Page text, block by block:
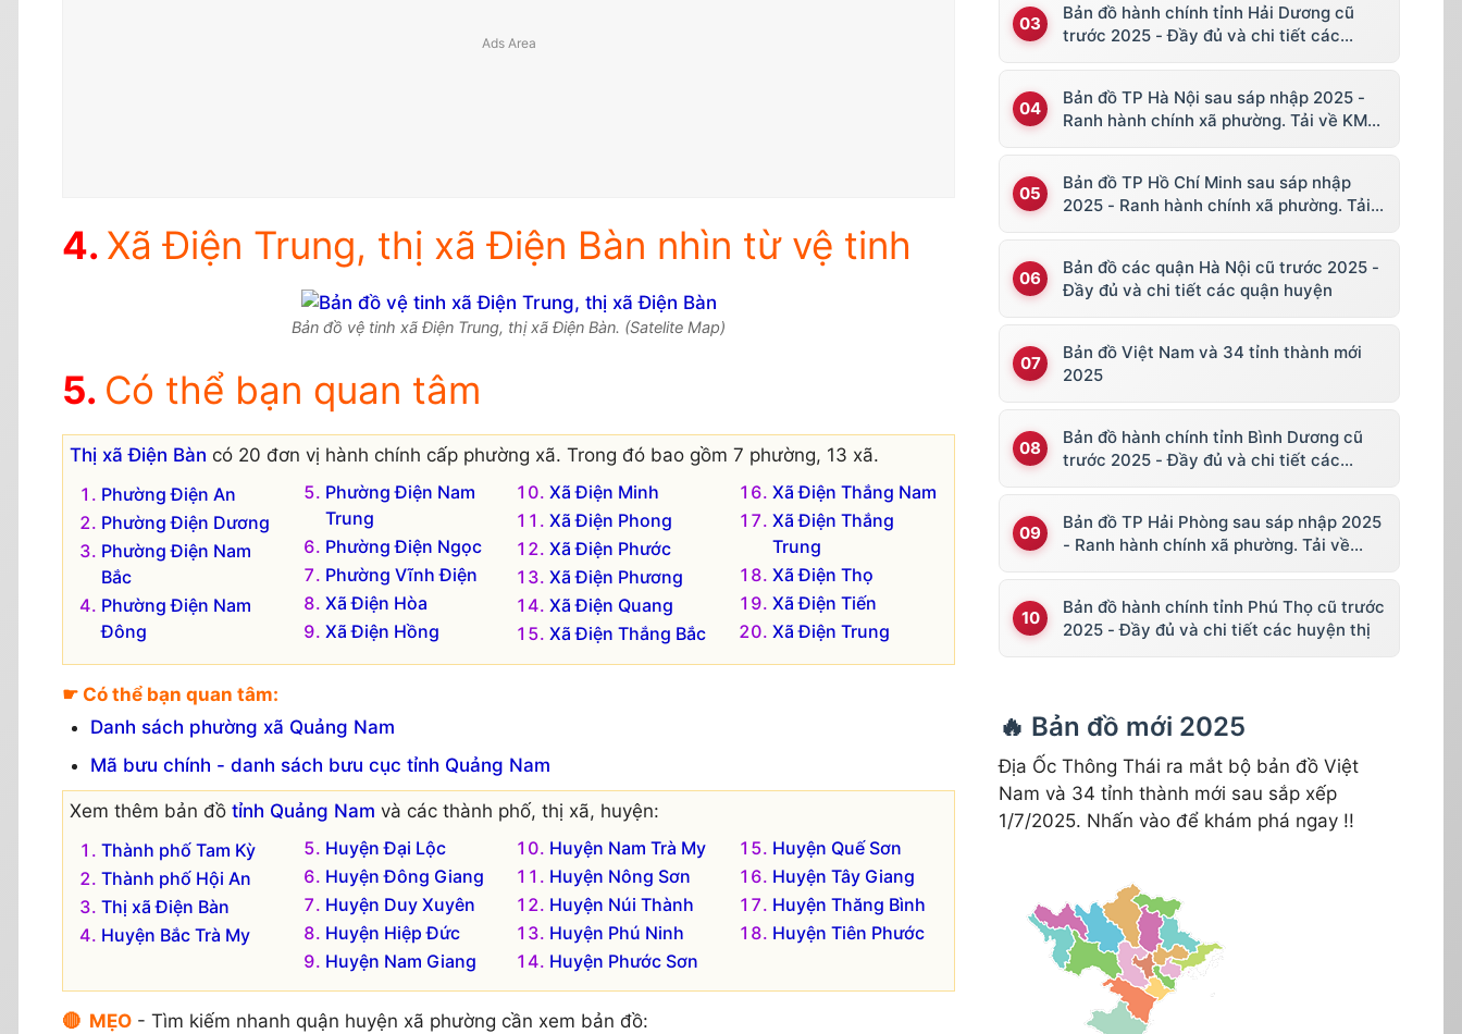
Xã Điện Trung, thị xã Điện Bàn nhìn từ vệ tinh
Bản đồ vệ tinh xã Điện Trung, thị xã Điện Bàn. (Satelite Map)
Có thể bạn quan tâm
Thị xã Điện Bàn có 20 đơn vị hành chính cấp phường xã. Trong đó bao gồm 7 phường, 13 xã.
Phường Điện An
Phường Điện Dương
Phường Điện Nam
Bắc
Phường Điện Nam
Đông
Phường Điện Nam
Trung
Phường Điện Ngọc
Phường Vĩnh Điện
Xã Điện Hòa
Xã Điện Hồng
Xã Điện Minh
Xã Điện Phong
Xã Điện Phước
Xã Điện Phương
Xã Điện Quang
Xã Điện Thắng Bắc
Xã Điện Thắng Nam
Xã Điện Thắng
Trung
Xã Điện Thọ
Xã Điện Tiến
Xã Điện Trung
☛ Có thể bạn quan tâm:
Danh sách phường xã Quảng Nam
Mã bưu chính - danh sách bưu cục tỉnh Quảng Nam
Xem thêm bản đồ tỉnh Quảng Nam và các thành phố, thị xã, huyện:
Thành phố Tam Kỳ
Thành phố Hội An
Thị xã Điện Bàn
Huyện Bắc Trà My
Huyện Đại Lộc
Huyện Đông Giang
Huyện Duy Xuyên
Huyện Hiệp Đức
Huyện Nam Giang
Huyện Nam Trà My
Huyện Nông Sơn
Huyện Núi Thành
Huyện Phú Ninh
Huyện Phước Sơn
Huyện Quế Sơn
Huyện Tây Giang
Huyện Thăng Bình
Huyện Tiên Phước
🔴 MẸO - Tìm kiếm nhanh quận huyện xã phường cần xem bản đồ:
Bản đồ hành chính tỉnh Hải Dương cũ
trước 2025 - Đầy đủ và chi tiết các
Bản đồ TP Hà Nội sau sáp nhập 2025 -
Ranh hành chính xã phường. Tải về KML,
Bản đồ TP Hồ Chí Minh sau sáp nhập
2025 - Ranh hành chính xã phường. Tải
Bản đồ các quận Hà Nội cũ trước 2025 -
Đầy đủ và chi tiết các quận huyện
Bản đồ Việt Nam và 34 tỉnh thành mới
2025
Bản đồ hành chính tỉnh Bình Dương cũ
trước 2025 - Đầy đủ và chi tiết các
Bản đồ TP Hải Phòng sau sáp nhập 2025
- Ranh hành chính xã phường. Tải về
Bản đồ hành chính tỉnh Phú Thọ cũ trước
2025 - Đầy đủ và chi tiết các huyện thị
🔥 Bản đồ mới 2025
Địa Ốc Thông Thái ra mắt bộ bản đồ Việt
Nam và 34 tỉnh thành mới sau sắp xếp
1/7/2025. Nhấn vào để khám phá ngay !!